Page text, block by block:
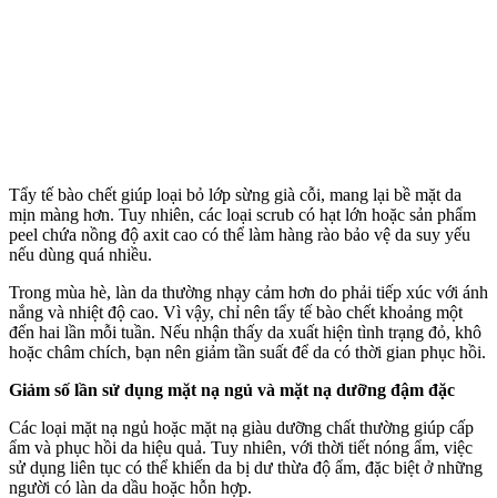
Tẩy tế bào chết giúp loại bỏ lớp sừng già cỗi, mang lại bề mặt da
mịn màng hơn. Tuy nhiên, các loại scrub có hạt lớn hoặc sản phẩm
peel chứa nồng độ axit cao có thể làm hàng rào bảo vệ da suy yếu
nếu dùng quá nhiều.
Trong mùa hè, làn da thường nhạ‌y cả‌m hơn do phải tiếp xúc với ánh
nắng và nhiệt độ cao. Vì vậy, chỉ nên tẩy tế bào chết khoảng một
đến hai lần mỗi tuần. Nếu nhận thấy da xuất hiện tình trạng đỏ, khô
hoặc châm chích, bạn nên giảm tần suất để da có thời gian phục hồi.
Giảm số lần sử dụng mặt nạ ngủ và mặt nạ dưỡng đậm đặc
Các loại mặt nạ ngủ hoặc mặt nạ giàu dưỡng chất thường giúp cấp
ẩm và phục hồi da hiệu quả. Tuy nhiên, với thời tiết nóng ẩm, việc
sử dụng liên tục có thể khiến da bị dư thừa độ ẩm, đặc biệt ở những
người có làn da dầu hoặc hỗn hợp.